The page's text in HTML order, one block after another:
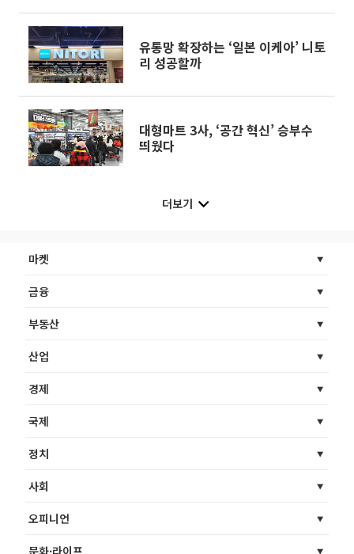
유통망 확장하는 ‘일본 이케아’ 니토
리 성공할까
대형마트 3사, ‘공간 혁신’ 승부수
띄웠다
더보기
마켓
금융
부동산
산업
경제
국제
정치
사회
오피니언
문화·라이프